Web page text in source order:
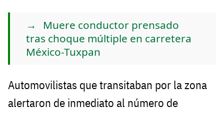
Muere conductor prensado
tras choque múltiple en carretera
México-Tuxpan
Automovilistas que transitaban por la zona
alertaron de inmediato al número de